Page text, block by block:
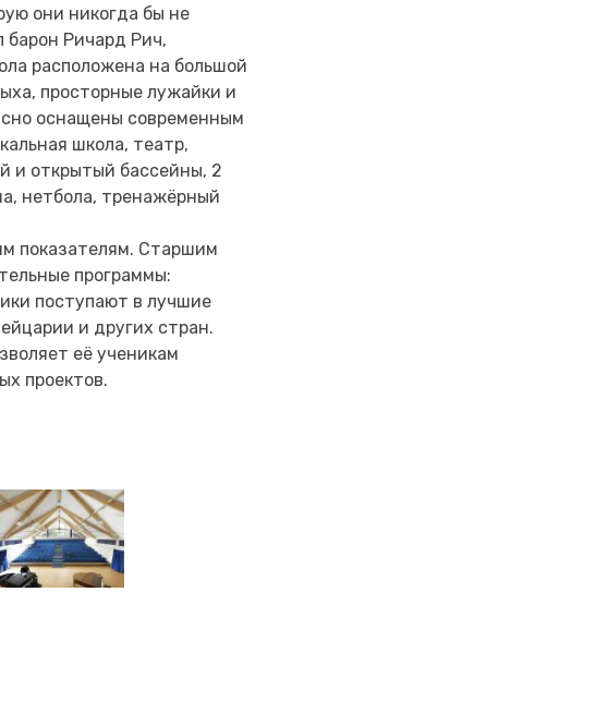
они никогда бы не
барон Ричард Рич,
расположена на большой
просторные лужайки и
оснащены современным
школа, театр,
и открытый бассейны, 2
нетбола, тренажёрный
показателям. Старшим
программы:
поступают в лучшие
и других стран.
её ученикам
проектов.